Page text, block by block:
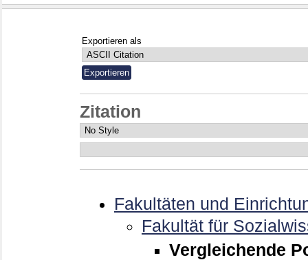
Exportieren als
Zitation
Fakultäten und
Fakultät für
Vergleichende